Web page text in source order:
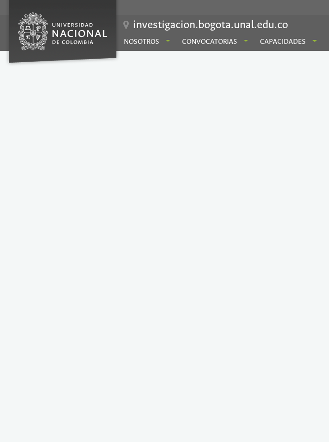
investigacion.bogota.unal.edu.co
NOSOTROS CONVOCATORIAS CAPACIDADES